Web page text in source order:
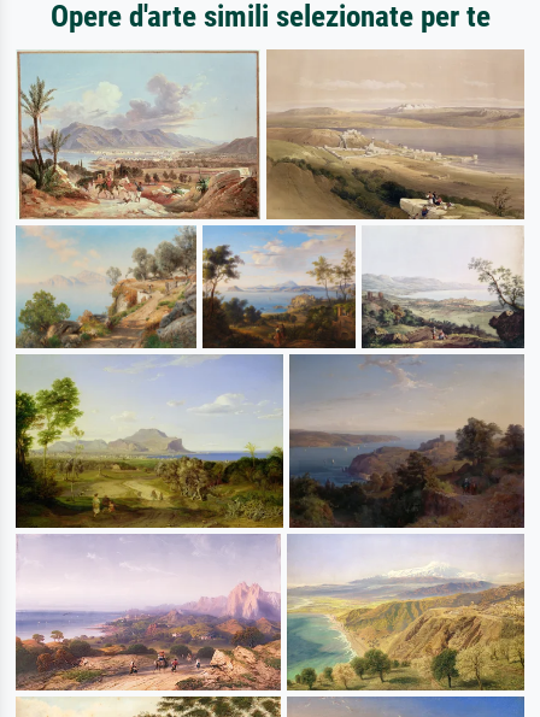
Opere d'arte simili selezionate per te